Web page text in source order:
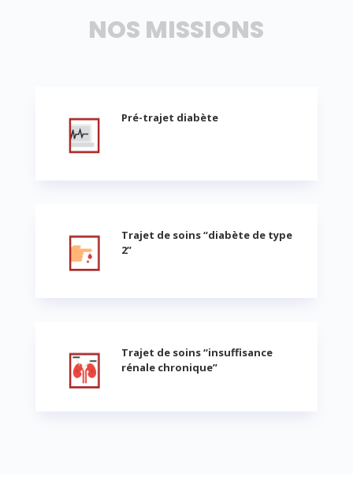
NOS MISSIONS
Pré-trajet diabète
Trajet de soins “diabète de type
2”
Trajet de soins “insuffisance
rénale chronique”